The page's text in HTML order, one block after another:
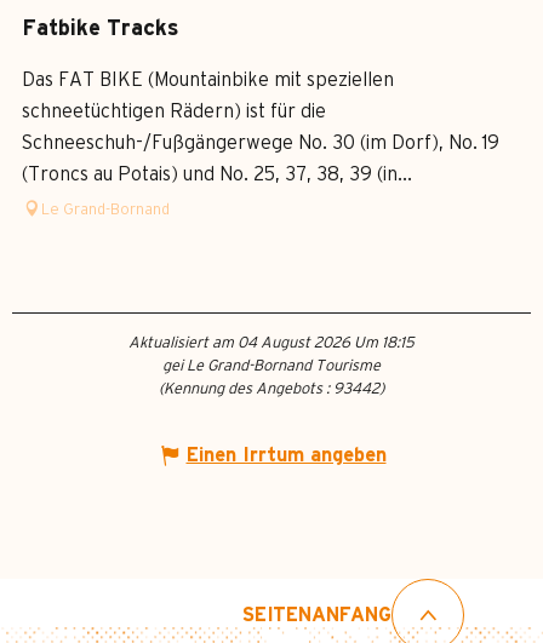
Fatbike Tracks
Das FAT BIKE (Mountainbike mit speziellen
schneetüchtigen Rädern) ist für die
Schneeschuh-/Fußgängerwege No. 30 (im Dorf), No. 19
(Troncs au Potais) und No. 25, 37, 38, 39 (in...
Le Grand-Bornand
Aktualisiert am 04 August 2026 Um 18:15
gei Le Grand-Bornand Tourisme
(Kennung des Angebots : 93442)
Einen Irrtum angeben
SEITENANFANG